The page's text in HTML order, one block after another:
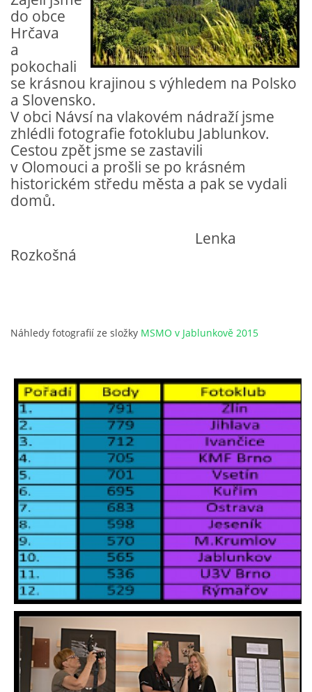
do obce
Hrčava
a
pokochali
se krásnou krajinou s výhledem na Polsko
a Slovensko.
V obci Návsí na vlakovém nádraží jsme
zhlédli fotografie fotoklubu Jablunkov.
Cestou zpět jsme se zastavili
v Olomouci a prošli se po krásném
historickém středu města a pak se vydali
domů.
Lenka
Rozkošná
Náhledy fotografií ze složky MSMO v Jablunkově 2015